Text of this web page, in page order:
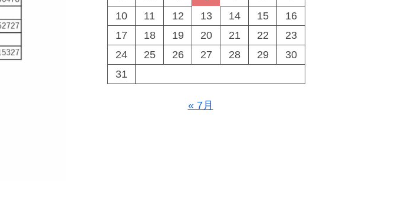
10
11 12 13 14 15
16
17
18 19 20 21 22
23
24
25 26 27 28 29
30
31
« 7月